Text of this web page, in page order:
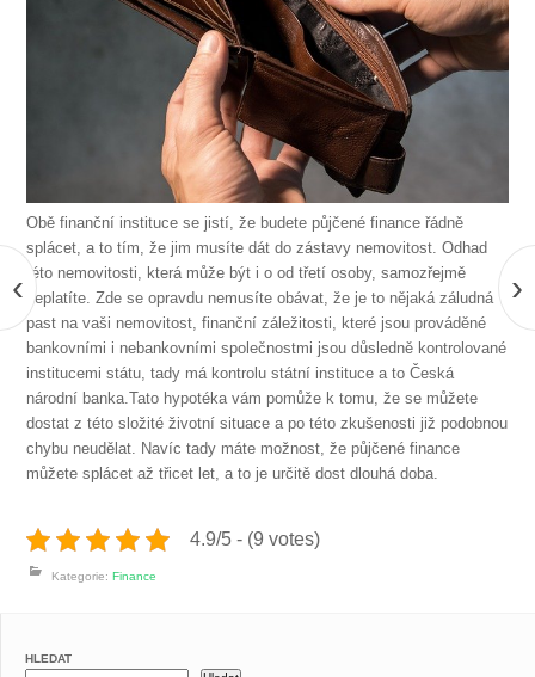
Obě finanční instituce se jistí, že budete půjčené finance řádně
splácet, a to tím, že jim musíte dát do zástavy nemovitost. Odhad
této nemovitosti, která může být i o od třetí osoby, samozřejmě
neplatíte. Zde se opravdu nemusíte obávat, že je to nějaká záludná
past na vaši nemovitost, finanční záležitosti, které jsou prováděné
bankovními i nebankovními společnostmi jsou důsledně kontrolované
institucemi státu, tady má kontrolu státní instituce a to Česká
národní banka.Tato hypotéka vám pomůže k tomu, že se můžete
dostat z této složité životní situace a po této zkušenosti již podobnou
chybu neudělat. Navíc tady máte možnost, že půjčené finance
můžete splácet až třicet let, a to je určitě dost dlouhá doba.
4.9/5 - (9 votes)
Kategorie:Finance
‹ ›
HLEDAT